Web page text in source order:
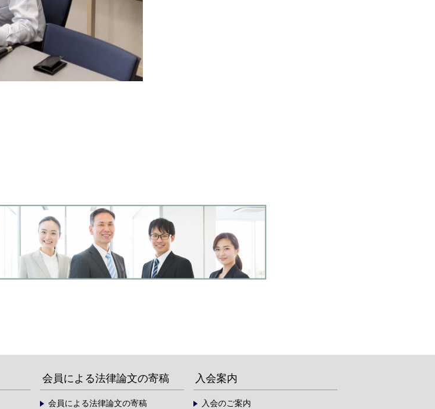
会員による法律論文の寄稿
会員による法律論文の寄稿
入会案内
入会のご案内